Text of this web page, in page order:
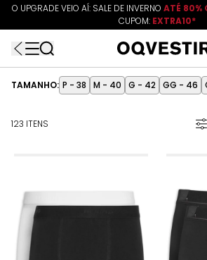
O UPGRADE VEIO AÍ: SALE DE INVERNO ATÉ 80%
CUPOM: EXTRA10*
FRETEAPP
R$499*
TAMANHO: P - 38 M - 40 G - 42 GG - 46
123 ITENS